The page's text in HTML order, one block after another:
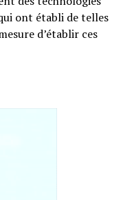
ont établi de telles
d’établir ces